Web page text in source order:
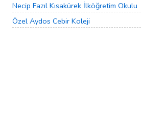
Necip Fazıl Kısakürek İlköğretim Okulu
Özel Aydos Cebir Koleji